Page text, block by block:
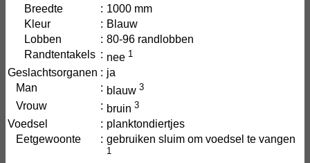
Breedte
: 1000 mm
Kleur
: Blauw
Lobben
: 80-96 randlobben
Randtentakels : nee 1
Geslachtsorganen : ja
Man
: blauw 3
Vrouw : bruin 3
Voedsel : planktondiertjes
Eetgewoonte
: gebruiken sluim om voedsel te vangen
1